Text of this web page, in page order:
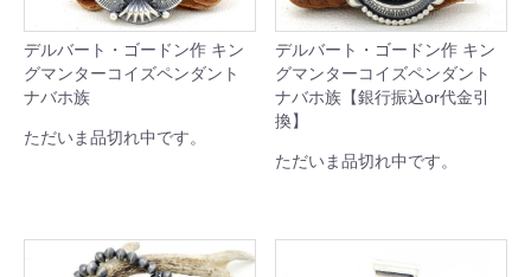
デルバート・ゴードン作 キン
グマンターコイズペンダント
ナバホ族
ただいま品切れ中です。
デルバート・ゴードン作 キン
グマンターコイズペンダント
ナバホ族【銀行振込or代金引
換】
ただいま品切れ中です。